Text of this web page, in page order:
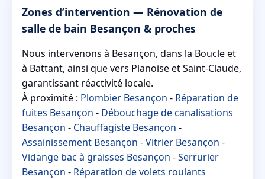
Zones d’intervention — Rénovation de
salle de bain Besançon & proches
Nous intervenons à Besançon, dans la Boucle et
à Battant, ainsi que vers Planoise et Saint-Claude,
garantissant réactivité locale.
À proximité : Plombier Besançon - Réparation de
fuites Besançon - Débouchage de canalisations
Besançon - Chauffagiste Besançon -
Assainissement Besançon -Vitrier Besançon -
Vidange bac à graisses Besançon -Serrurier
Besançon - Réparation de volets roulants